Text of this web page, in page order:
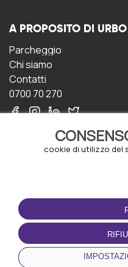
cookie di utilizzo del
A PROPOSITO DI URBO
Parcheggio
Chi siamo
Contatti
0700 70 270
CONDIZIONI D'USO
Termini e Condizioni
Politica sulla riservatezza
Gestione dei Cookie